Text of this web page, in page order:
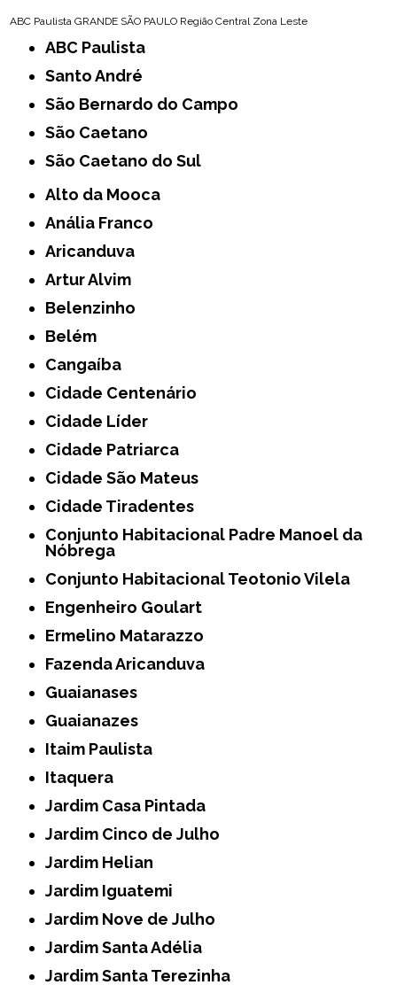
ABC Paulista GRANDE SÃO PAULO Região Central Zona Leste
ABC Paulista
Santo André
São Bernardo do Campo
São Caetano
São Caetano do Sul
Alto da Mooca
Anália Franco
Aricanduva
Artur Alvim
Belenzinho
Belém
Cangaíba
Cidade Centenário
Cidade Líder
Cidade Patriarca
Cidade São Mateus
Cidade Tiradentes
Conjunto Habitacional Padre Manoel da
Nóbrega
Conjunto Habitacional Teotonio Vilela
Engenheiro Goulart
Ermelino Matarazzo
Fazenda Aricanduva
Guaianases
Guaianazes
Itaim Paulista
Itaquera
Jardim Casa Pintada
Jardim Cinco de Julho
Jardim Helian
Jardim Iguatemi
Jardim Nove de Julho
Jardim Santa Adélia
Jardim Santa Terezinha